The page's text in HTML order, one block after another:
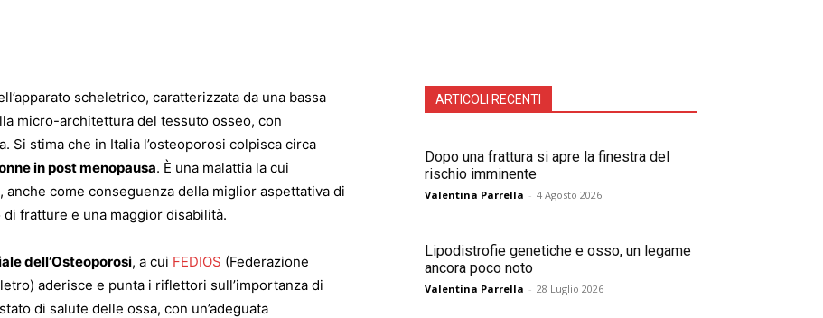
scheletrico, caratterizzata da una bassa
micro-architettura del tessuto osseo, con
Si stima che in Italia l’osteoporosi colpisca circa
in post menopausa. È una malattia la cui
come conseguenza della miglior aspettativa di
fratture e una maggior disabilità.
dell’Osteoporosi, a cui FEDIOS (Federazione
aderisce e punta i riflettori sull’importanza di
di salute delle ossa, con un’adeguata
ARTICOLI RECENTI
Dopo una frattura si apre la finestra del
rischio imminente
Valentina Parrella - 4 Agosto 2026
Lipodistrofie genetiche e osso, un legame
ancora poco noto
Valentina Parrella - 28 Luglio 2026